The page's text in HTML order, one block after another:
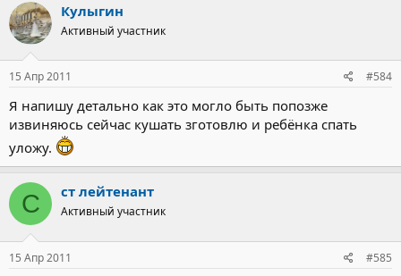
Кулыгин
Активный участник
15 Апр 2011 #584
Я напишу детально как это могло быть попозже
извиняюсь сейчас кушать зготовлю и ребёнка спать
уложу.
С ст лейтенант
Активный участник
15 Апр 2011 #585